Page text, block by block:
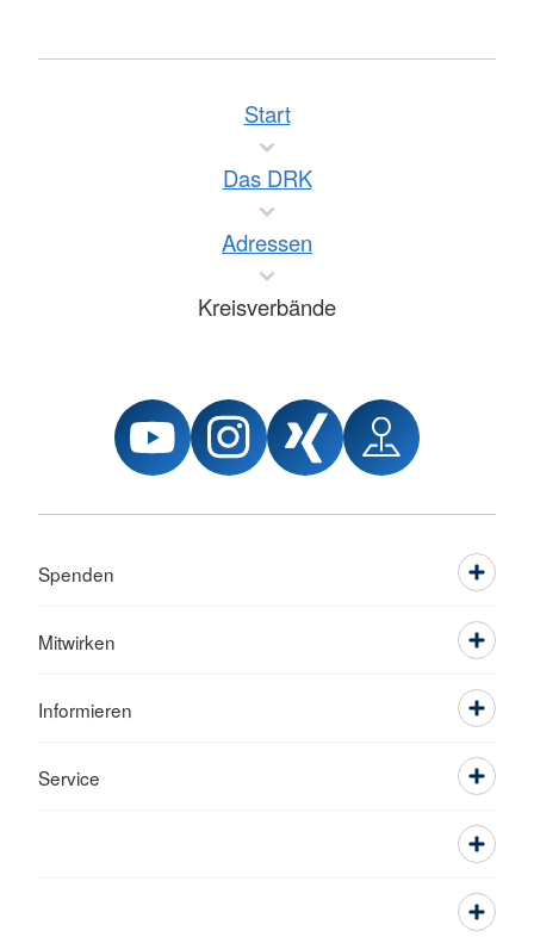
Start
Das DRK
Adressen
Kreisverbände
Spenden
Mitwirken
Informieren
Service